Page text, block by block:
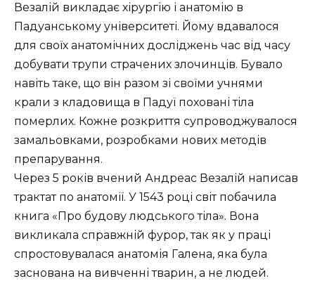
Везалій викладає хірургію і анатомію в
Падуанському університеті. Йому вдавалося
для своїх анатомічних досліджень час від часу
добувати трупи страчених злочинців. Бувало
навіть таке, що він разом зі своїми учнями
крали з кладовища в Падуї поховані тіла
померлих. Кожне розкриття супроводжувалося
замальовками, розробками нових методів
препарування.
Через 5 років вчений Андреас Везалій написав
трактат по анатомії. У 1543 році світ побачила
книга «Про будову людського тіла». Вона
викликала справжній фурор, так як у праці
спростовувалася анатомія Галена, яка була
заснована на вивченні тварин, а не людей.